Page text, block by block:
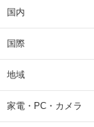
国内
国際
地域
家電・PC・カメラ